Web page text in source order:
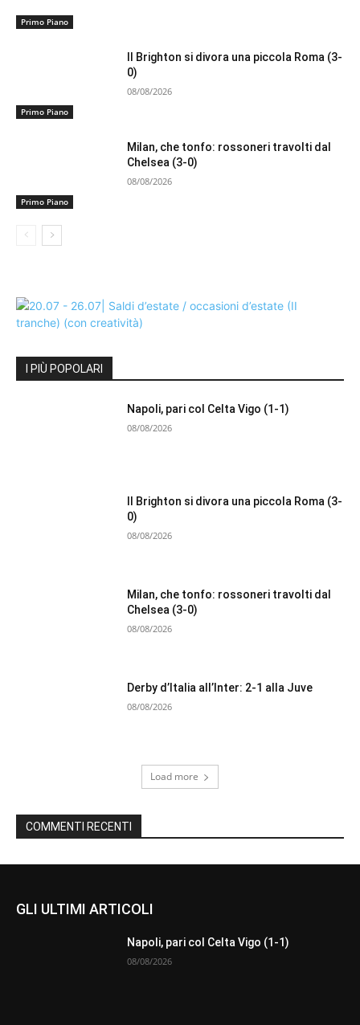
Primo Piano
Primo Piano
Il Brighton si divora una piccola Roma (3-
0)
08/08/2026
Primo Piano
Milan, che tonfo: rossoneri travolti dal
Chelsea (3-0)
08/08/2026
I PIÙ POPOLARI
Napoli, pari col Celta Vigo (1-1)
08/08/2026
Il Brighton si divora una piccola Roma (3-
0)
08/08/2026
Milan, che tonfo: rossoneri travolti dal
Chelsea (3-0)
08/08/2026
Derby d’Italia all’Inter: 2-1 alla Juve
08/08/2026
Load more
COMMENTI RECENTI
GLI ULTIMI ARTICOLI
Napoli, pari col Celta Vigo (1-1)
08/08/2026